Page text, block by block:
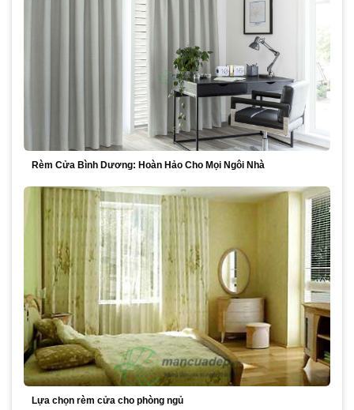
Rèm Cửa Bình Dương: Hoàn Hảo Cho Mọi Ngôi Nhà
Lựa chọn rèm cửa cho phòng ngủ